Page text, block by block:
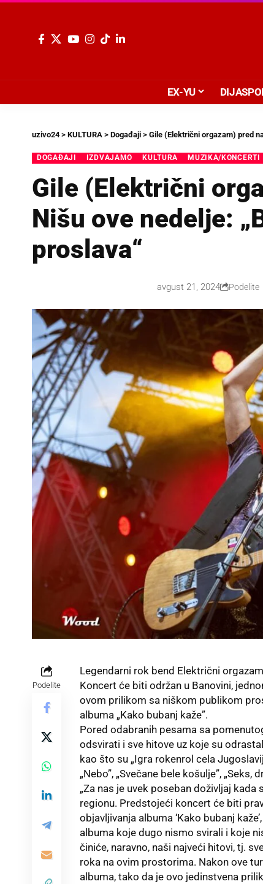
EX-YU
uzivo24> KULTURA > Događaji > Gile (Električni orgazam) pred
DOGAĐAJI IZDVAJAMO KULTURA MUZIKA/KONCERTI
Gile (Električni
Nišu ove nedelje:
proslava“
avgust 21, 2024 Podelite
Podelite
Legendarni rok bend Električni
Koncert će biti održan u Banovini,
ovom prilikom sa niškom publikom
albuma „Kako bubanj kaže”.
Pored odabranih pesama sa
odsvirati i sve hitove uz koje su
kao što su „Igra rokenrol cela
„Nebo”, „Svečane bele košulje”,
„Za nas je uvek poseban doživljaj
regionu. Predstojeći koncert će biti
objavljivanja albuma ‘Kako bubanj
albuma koje dugo nismo svirali i koje
činiće, naravno, naši najveći hitovi, tj.
roka na ovim prostorima. Nakon ove
albuma, tako da je ovo jedinstvena